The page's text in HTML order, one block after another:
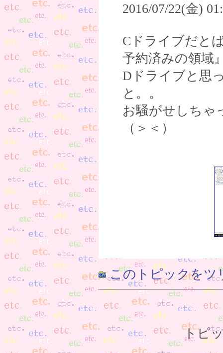
2016/07/22(金)
Cドライブだと
予約済みの領域
Dドライブと思
と。。
お騒がせしちゃ
（＞＜）
このトピックをツ
トピ